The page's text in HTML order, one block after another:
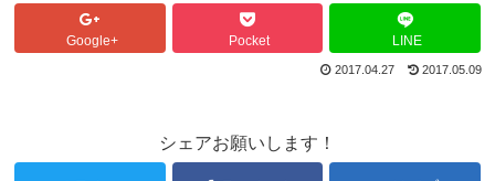
Google+ Pocket LINE
2017.04.27 2017.05.09
シェアお願いします！